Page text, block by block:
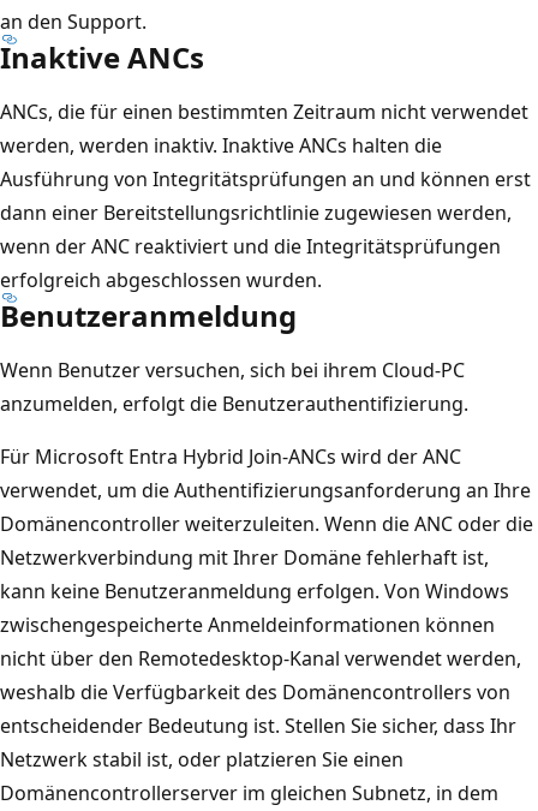
an den Support.
Inaktive ANCs
ANCs, die für einen bestimmten Zeitraum nicht verwendet
werden, werden inaktiv. Inaktive ANCs halten die
Ausführung von Integritätsprüfungen an und können erst
dann einer Bereitstellungsrichtlinie zugewiesen werden,
wenn der ANC reaktiviert und die Integritätsprüfungen
erfolgreich abgeschlossen wurden.
Benutzeranmeldung
Wenn Benutzer versuchen, sich bei ihrem Cloud-PC
anzumelden, erfolgt die Benutzerauthentifizierung.
Für Microsoft Entra Hybrid Join-ANCs wird der ANC
verwendet, um die Authentifizierungsanforderung an Ihre
Domänencontroller weiterzuleiten. Wenn die ANC oder die
Netzwerkverbindung mit Ihrer Domäne fehlerhaft ist,
kann keine Benutzeranmeldung erfolgen. Von Windows
zwischengespeicherte Anmeldeinformationen können
nicht über den Remotedesktop-Kanal verwendet werden,
weshalb die Verfügbarkeit des Domänencontrollers von
entscheidender Bedeutung ist. Stellen Sie sicher, dass Ihr
Netzwerk stabil ist, oder platzieren Sie einen
Domänencontrollerserver im gleichen Subnetz, in dem